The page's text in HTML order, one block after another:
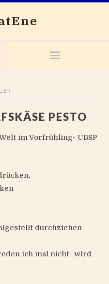
PESTO
im Vorfrühling- UBSP
durchziehen
ich mal nicht- wird